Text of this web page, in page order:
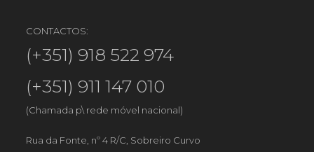
CONTACTOS:
(+351) 918 522 974
(+351) 911 147 010
(Chamada p\ rede móvel nacional)
Rua da Fonte, nº 4 R/C, Sobreiro Curvo